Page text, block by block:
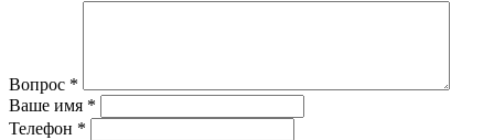
Вопрос *
Ваше имя *
Телефон *